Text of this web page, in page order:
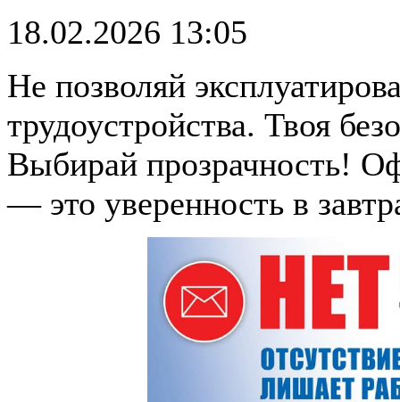
18.02.2026 13:05
Не позволяй
трудоустройства. Твоя
Выбирай прозрачность!
— это уверенность в